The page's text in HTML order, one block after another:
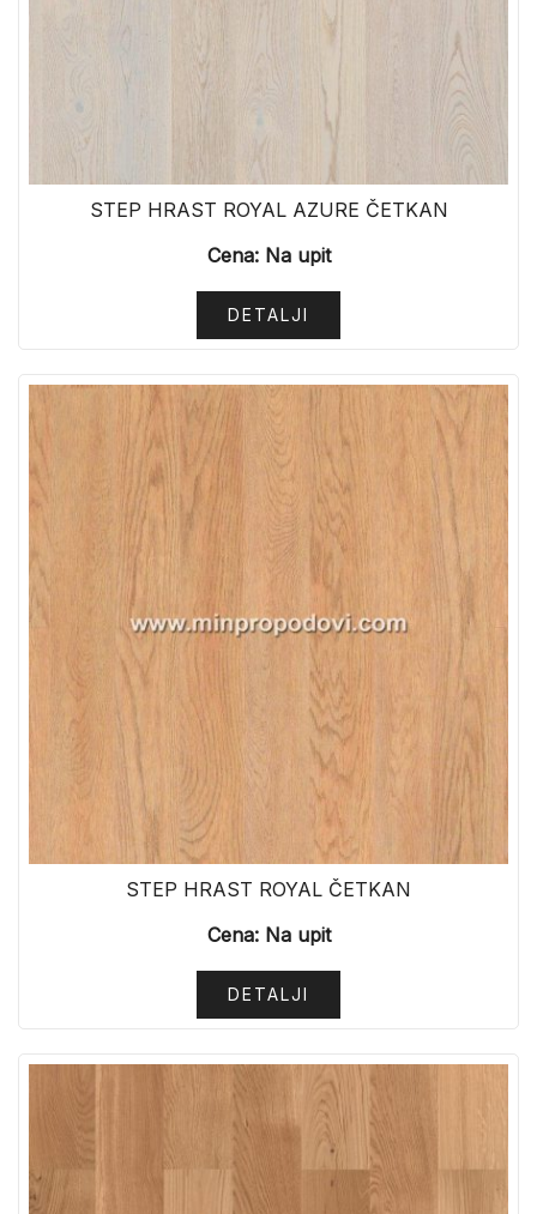
STEP HRAST ROYAL AZURE ČETKAN
Cena: Na upit
DETALJI
STEP HRAST ROYAL ČETKAN
Cena: Na upit
DETALJI